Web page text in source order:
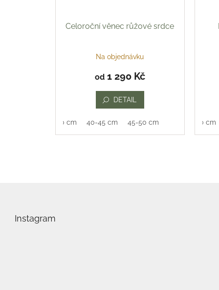
Celoroční věnec růžové srdce
Na objednávku
od1 290 Kč
DETAIL
35-40 cm 40-45 cm 45-50 cm 35-40 cm
Instagram